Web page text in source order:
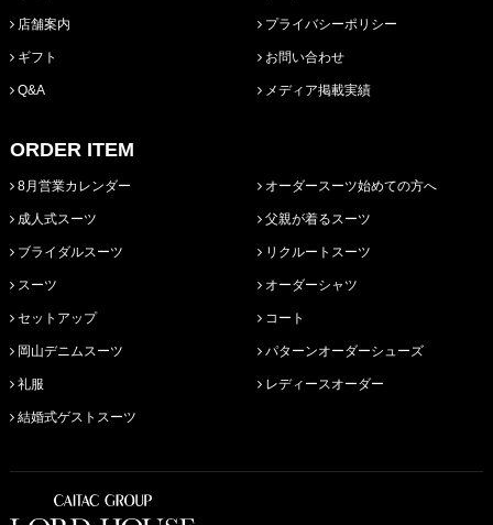
店舗案内
ギフト
Q&A
プライバシーポリシー
お問い合わせ
メディア掲載実績
ORDER ITEM
8月営業カレンダー
成人式スーツ
ブライダルスーツ
スーツ
セットアップ
岡山デニムスーツ
礼服
結婚式ゲストスーツ
オーダースーツ始めての方へ
父親が着るスーツ
リクルートスーツ
オーダーシャツ
コート
パターンオーダーシューズ
レディースオーダー